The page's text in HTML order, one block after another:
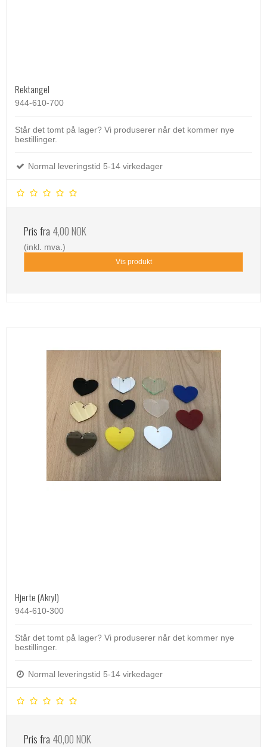
Rektangel
944-610-700
Står det tomt på lager? Vi produserer når det kommer nye
bestillinger.
Normal leveringstid 5-14 virkedager
Pris fra 4,00 NOK
(inkl. mva.)
Vis produkt
Hjerte (Akryl)
944-610-300
Står det tomt på lager? Vi produserer når det kommer nye
bestillinger.
Normal leveringstid 5-14 virkedager
Pris fra 40,00 NOK